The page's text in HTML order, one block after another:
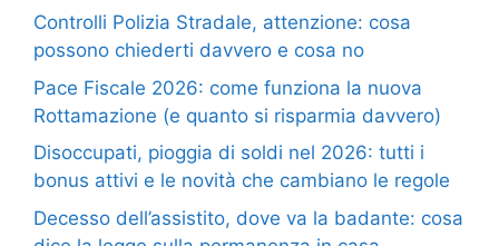
Controlli Polizia Stradale, attenzione: cosa
possono chiederti davvero e cosa no
Pace Fiscale 2026: come funziona la nuova
Rottamazione (e quanto si risparmia davvero)
Disoccupati, pioggia di soldi nel 2026: tutti i
bonus attivi e le novità che cambiano le regole
Decesso dell’assistito, dove va la badante: cosa